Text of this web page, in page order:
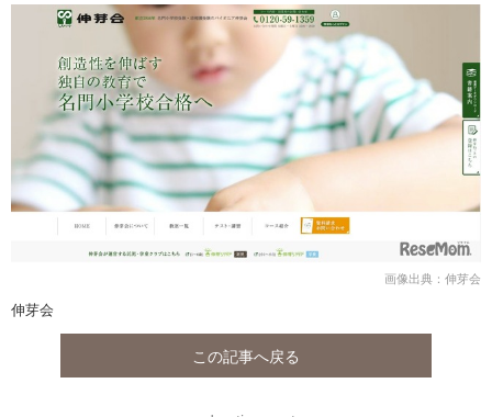
画像出典：伸芽会
伸芽会
この記事へ戻る